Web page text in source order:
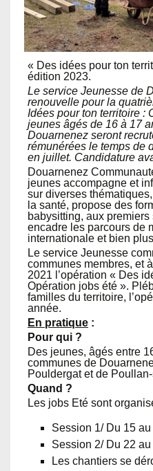
« Des idées pour ton
édition 2023.
Le service Jeunesse de
renouvelle pour la
Idées pour ton territoire :
jeunes âgés de 16 à 17
Douarnenez seront
rémunérées le temps de
en juillet. Candidature
Douarnenez
jeunes accompagne et
sur diverses
la santé, propose des
babysitting, aux
encadre les parcours de
internationale et bien
Le service Jeunesse
communes membres, et
2021 l’opération « Des
Opération jobs été ».
familles du territoire,
année.
En pratique :
Pour qui ?
Des jeunes, âgés entre
communes de
Pouldergat et de
Quand ?
Les jobs Eté sont
Session 1/ Du 15
Session 2/ Du 22
Les chantiers se